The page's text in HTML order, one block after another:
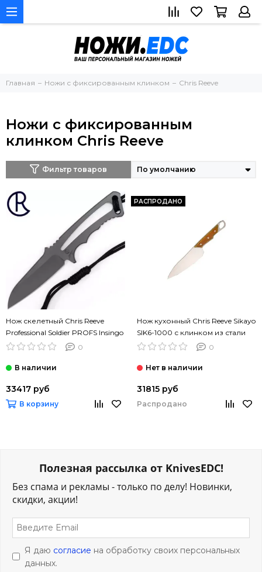
Главная Ножи с фиксированным клинком Chris Reeve
Ножи с фиксированным
клинком Chris Reeve
Фильтр товаров
Нож скелетный Chris Reeve
Professional Soldier PROFS Insingo
с клинком из стали CPM-S35VN
0
33417 руб
В корзину
РАСПРОДАНО
Нож кухонный Chris Reeve Sikayo
SIK6-1000 с клинком из стали
CPM-S30V, рукоять пластик
0
31815 руб
Распродано
Полезная рассылка от KnivesEDC!
Без спама и рекламы - только по делу! Новинки,
скидки, акции!
Я даю согласие на обработку своих персональных
данных.